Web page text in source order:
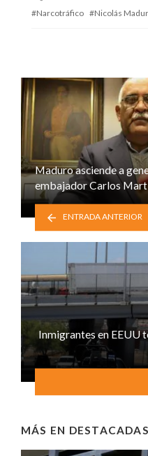
Narcotráfico Nicolás
Maduro asciende a
embajador Carlos
ENTRADA ANTERIOR
Inmigrantes en EEUU
MÁS EN DESTACADAS